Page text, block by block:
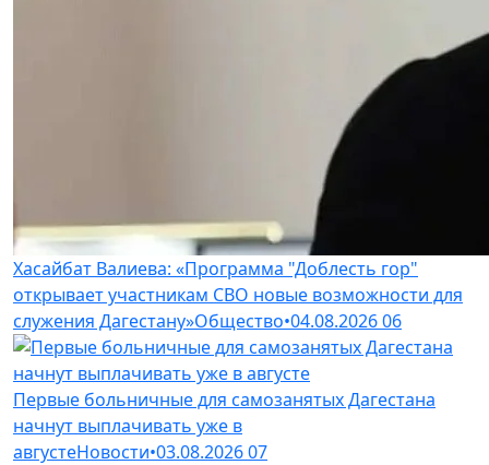
Хасайбат Валиева: «Программа "Доблесть гор"
открывает участникам СВО новые возможности для
служения Дагестану»Общество•04.08.202606
Первые больничные для самозанятых Дагестана
начнут выплачивать уже в
августеНовости•03.08.202607